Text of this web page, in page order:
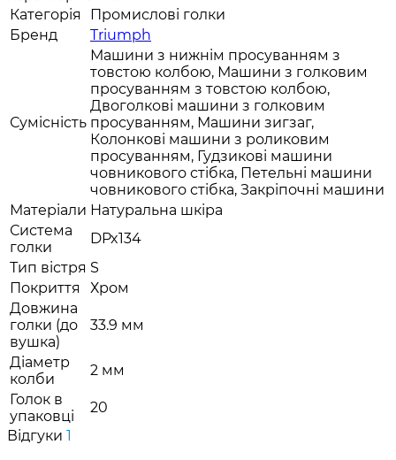
Категорія
Промислові голки
Бренд
Triumph
Сумісність
Машини з нижнім просуванням з
товстою колбою, Машини з голковим
просуванням з товстою колбою,
Двоголкові машини з голковим
просуванням, Машини зигзаг,
Колонкові машини з роликовим
просуванням, Гудзикові машини
човникового стібка, Петельні машини
човникового стібка, Закріпочні машини
Матеріали Натуральна шкіра
Система
голки
DPx134
Тип вістря S
Покриття
Хром
Довжина
голки (до
вушка)
33.9 мм
Діаметр
колби
2 мм
Голок в
упаковці
20
Відгуки 1